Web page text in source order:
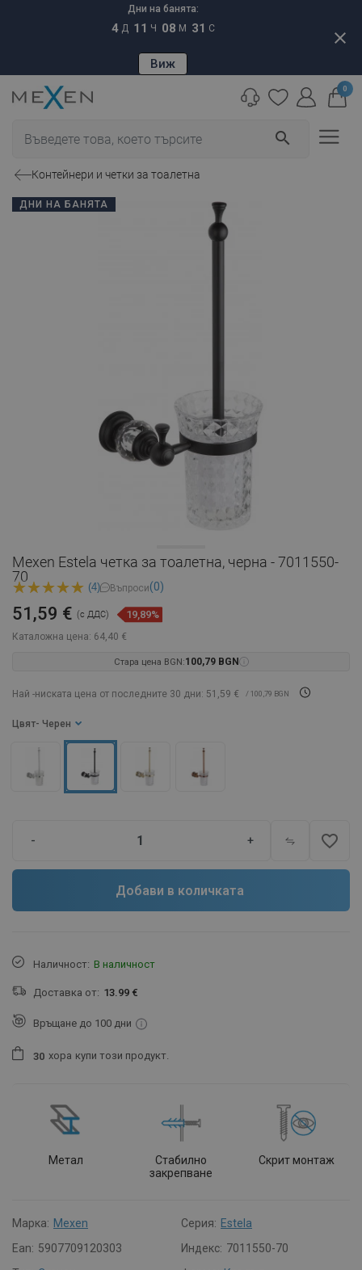
Дни на банята:
4 Д 11 Ч 08 М 30 С
Виж
close
search
0
Контейнери и четки за тоалетна
ДНИ НА БАНЯТА
Mexen Estela четка за тоалетна, черна - 7011550-
70
(4) Въпроси(0)
Каталожна цена: 64,40 €
51,59 € (с ДДС) 19,89%
Стара цена BGN:100,79 BGN
Най -ниската цена от последните 30 дни: 51,59 € / 100,79 BGN
Цвят - Черен
- + favorite_border
Добави в количката
Наличност: В наличност
Доставка от: 13.99 €
Връщане до 100 дни
30 хора купи този продукт.
Метал
Стабилно
закрепване
Скрит монтаж
Марка: Mexen Серия: Estela
Ean: 5907709120303 Индекс: 7011550-70